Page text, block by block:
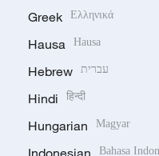
Greek Ελληνικά
Hausa Hausa
Hebrew עברית
Hindi हिन्दी
Hungarian Magyar
Indonesian Bahasa